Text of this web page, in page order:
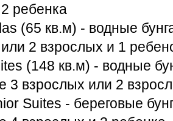
ребенка
(65 кв.м) - водные
2 взрослых и 1
(148 кв.м) - водные
3 взрослых или 2
Suites - береговые